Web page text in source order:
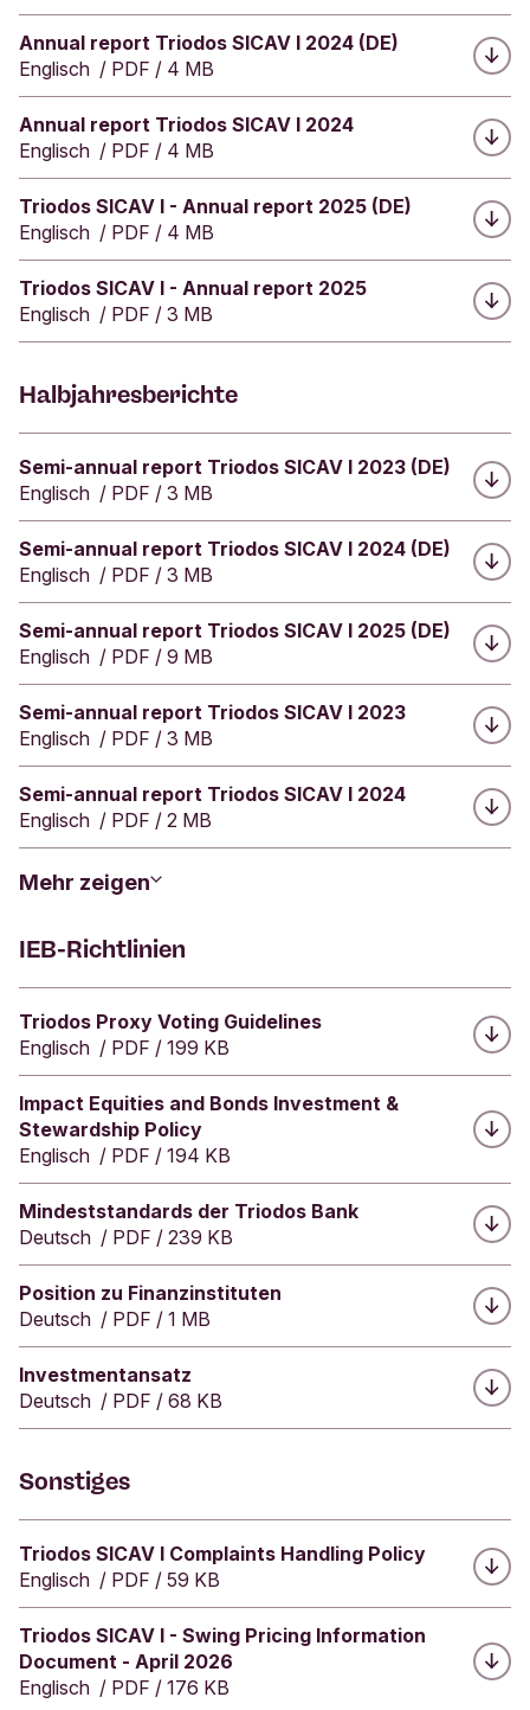
t
i
t
e
"
Herunterladen:
Annual report Triodos SICAV I 2024 (DE)
Englisch / PDF / 4 MB
Herunterladen:
Annual report Triodos SICAV I 2024
Englisch / PDF / 4 MB
Herunterladen:
Triodos SICAV I - Annual report 2025 (DE)
Englisch / PDF / 4 MB
Herunterladen:
Triodos SICAV I - Annual report 2025
Englisch / PDF / 3 MB
Halbjahresberichte
Herunterladen:
Semi-annual report Triodos SICAV I 2023 (DE)
Englisch / PDF / 3 MB
Herunterladen:
Semi-annual report Triodos SICAV I 2024 (DE)
Englisch / PDF / 3 MB
Herunterladen:
Semi-annual report Triodos SICAV I 2025 (DE)
Englisch / PDF / 9 MB
Herunterladen:
Semi-annual report Triodos SICAV I 2023
Englisch / PDF / 3 MB
Herunterladen:
Semi-annual report Triodos SICAV I 2024
Englisch / PDF / 2 MB
Mehr zeigen
IEB-Richtlinien
Herunterladen:
Triodos Proxy Voting Guidelines
Englisch / PDF / 199 KB
Herunterladen:
Impact Equities and Bonds Investment &
Stewardship Policy
Englisch / PDF / 194 KB
Herunterladen:
Mindeststandards der Triodos Bank
Deutsch / PDF / 239 KB
Herunterladen:
Position zu Finanzinstituten
Deutsch / PDF / 1 MB
Herunterladen:
Investmentansatz
Deutsch / PDF / 68 KB
Sonstiges
Herunterladen:
Triodos SICAV I Complaints Handling Policy
Englisch / PDF / 59 KB
Herunterladen:
Triodos SICAV I - Swing Pricing Information
Document - April 2026
Englisch / PDF / 176 KB